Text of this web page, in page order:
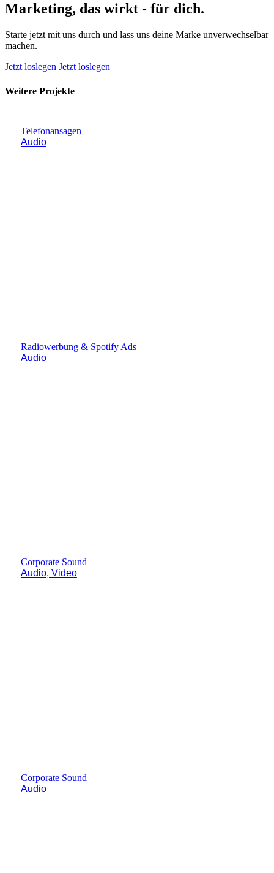
Marketing, das wirkt - für dich.
Starte jetzt mit uns durch und lass uns deine Marke unverwechselbar
machen.
Jetzt loslegen Jetzt loslegen
Weitere Projekte
Telefonansagen
Audio
Radiowerbung & Spotify Ads
Audio
Corporate Sound
Audio, Video
Corporate Sound
Audio